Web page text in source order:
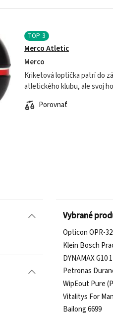
TOP3
Merco Atletic
Merco
Kriketová loptička patrí do
atletického klubu, ale svoj
Porovnať
Vybrané
Opticon OPR-
Klein Bosch
DYNAMAX G10
Petronas
WipEout Pure
Vitalitys For
Bailong 6699